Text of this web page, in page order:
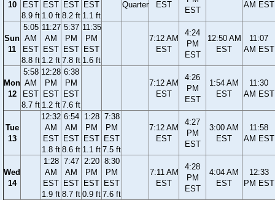
10
EST
8.9 ft
EST
1.0 ft
EST
8.2 ft
EST
1.1 ft
Quarter
EST
EST
AM EST
Sun
11
5:05
AM
EST
8.8 ft
11:27
AM
EST
1.2 ft
5:37
PM
EST
7.8 ft
11:35
PM
EST
1.6 ft
7:12 AM
EST
4:24
PM
EST
12:50 AM
EST
11:07
AM EST
Mon
12
5:58
AM
EST
8.7 ft
12:28
PM
EST
1.2 ft
6:38
PM
EST
7.6 ft
7:12 AM
EST
4:26
PM
EST
1:54 AM
EST
11:30
AM EST
Tue
13
12:32
AM
EST
1.8 ft
6:54
AM
EST
8.6 ft
1:28
PM
EST
1.1 ft
7:38
PM
EST
7.5 ft
7:12 AM
EST
4:27
PM
EST
3:00 AM
EST
11:58
AM EST
Wed
14
1:28
AM
EST
1.9 ft
7:47
AM
EST
8.7 ft
2:20
PM
EST
0.9 ft
8:30
PM
EST
7.6 ft
7:11 AM
EST
4:28
PM
EST
4:04 AM
EST
12:33
PM EST